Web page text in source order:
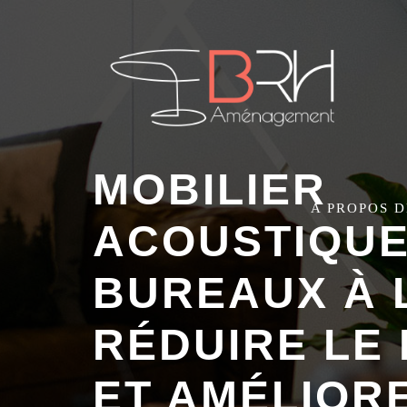
A PROPOS
MOBILIER
BUREAUX À
RÉDUIRE LE
ET